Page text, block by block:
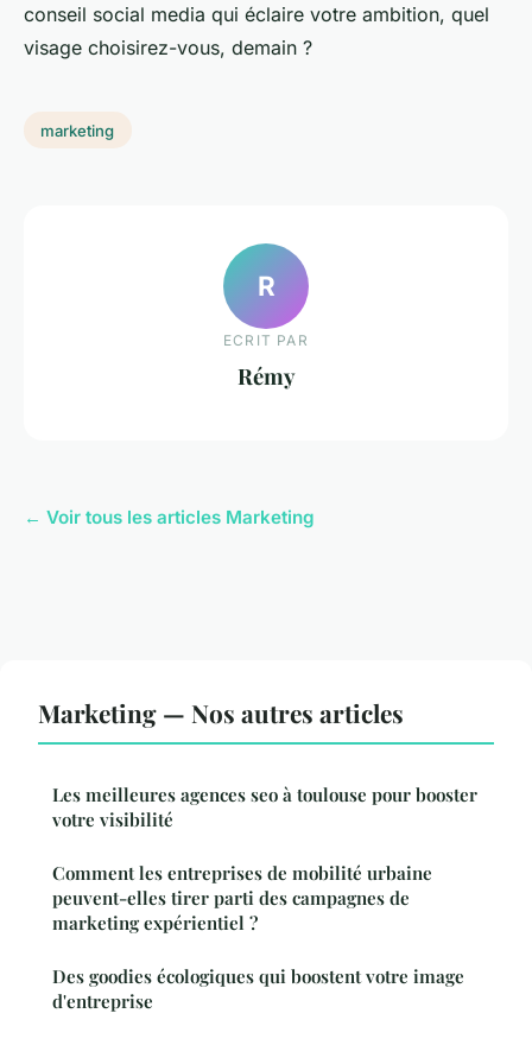
conseil social media qui éclaire votre ambition, quel
visage choisirez-vous, demain ?
marketing
R
ECRIT PAR
Rémy
← Voir tous les articles Marketing
Marketing — Nos autres articles
Les meilleures agences seo à toulouse pour booster
votre visibilité
Comment les entreprises de mobilité urbaine
peuvent-elles tirer parti des campagnes de
marketing expérientiel ?
Des goodies écologiques qui boostent votre image
d'entreprise